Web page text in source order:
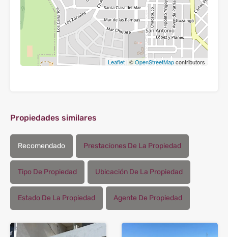
Leaflet | ©OpenStreetMapcontributors
Propiedades similares
Recomendado Prestaciones De La Propiedad
Tipo De Propiedad Ubicación De La Propiedad
Estado De La Propiedad Agente De Propiedad